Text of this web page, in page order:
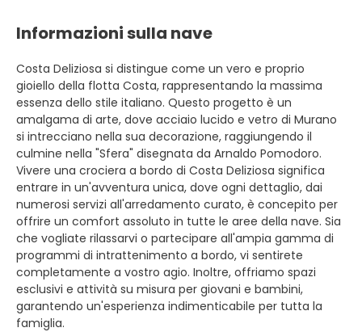
Informazioni sulla nave
Costa Deliziosa si distingue come un vero e proprio
gioiello della flotta Costa, rappresentando la massima
essenza dello stile italiano. Questo progetto è un
amalgama di arte, dove acciaio lucido e vetro di Murano
si intrecciano nella sua decorazione, raggiungendo il
culmine nella "Sfera" disegnata da Arnaldo Pomodoro.
Vivere una crociera a bordo di Costa Deliziosa significa
entrare in un'avventura unica, dove ogni dettaglio, dai
numerosi servizi all'arredamento curato, è concepito per
offrire un comfort assoluto in tutte le aree della nave. Sia
che vogliate rilassarvi o partecipare all'ampia gamma di
programmi di intrattenimento a bordo, vi sentirete
completamente a vostro agio. Inoltre, offriamo spazi
esclusivi e attività su misura per giovani e bambini,
garantendo un'esperienza indimenticabile per tutta la
famiglia.